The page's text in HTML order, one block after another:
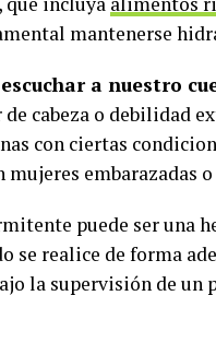
mantenerse
escuchar a nuestro
cabeza o debilidad
con ciertas
embarazadas
puede ser una
se realice de forma
la supervisión de un